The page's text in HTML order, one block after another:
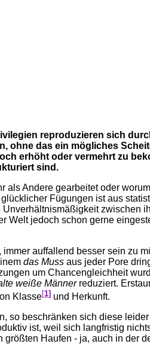
reproduzieren sich
ohne das ein mögliches
erhöht oder vermehrt zu
sind.
als Andere gearbeitet oder
Fügungen ist aus
zwischen
Welt jedoch schon gerne
auffallend besser sein zu
das Muss aus jeder Pore
um Chancengleichheit
weiße Männerreduziert.
Klasse[1] und Herkunft.
so beschränken sich diese
ist, weil sich langfristig
Haufen - ja, auch in der